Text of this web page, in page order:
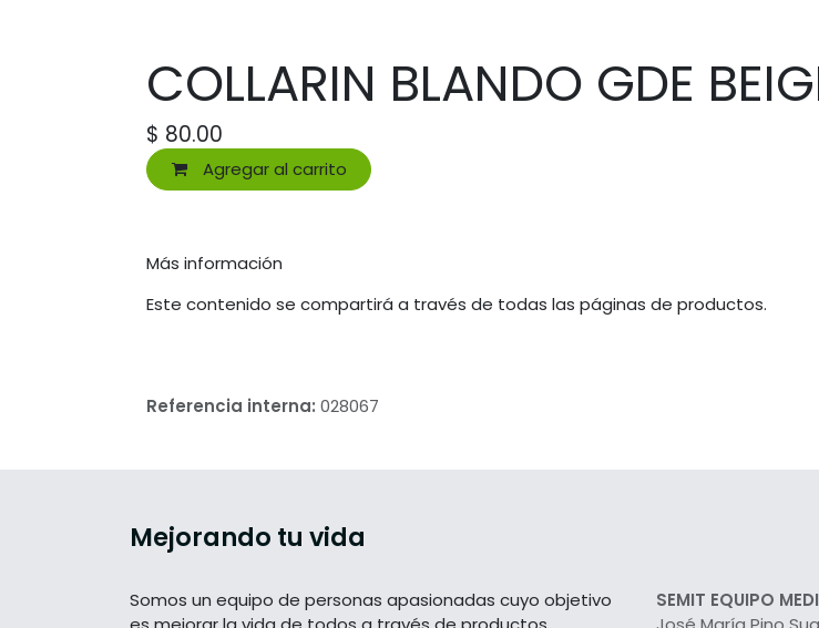
COLLARIN BLANDO GDE
$ 80.00
Agregar al carrito
Más información
Este contenido se compartirá a través de todas las páginas de productos.
Referencia interna: 028067
Mejorando tu vida
Somos un equipo de personas apasionadas cuyo objetivo
SEMIT EQUIPO